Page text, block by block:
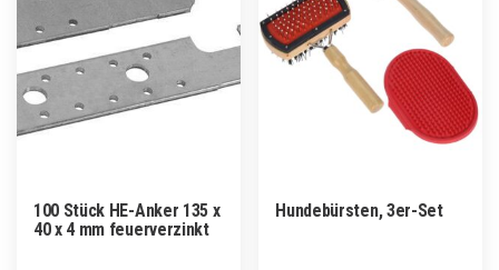
100 Stück HE-Anker 135 x
40 x 4 mm feuerverzinkt
Hundebürsten, 3er-Set